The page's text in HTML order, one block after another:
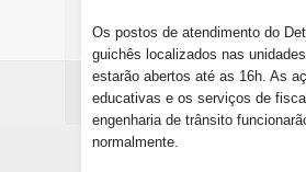
Os postos de atendimento do
guichês localizados nas
estarão abertos até as 16h. As
educativas e os serviços de
engenharia de trânsito
normalmente.